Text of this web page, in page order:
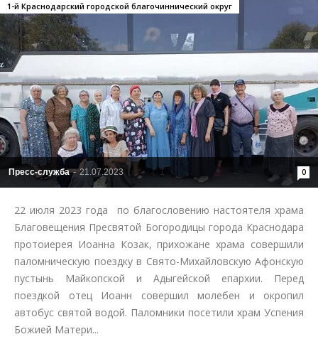
Пресс-служба - 21.07.2023 0
1-й Краснодарский городской благочиннический округ
22 июля 2023 года по благословению настоятеля храма
Благовещения Пресвятой Богородицы города Краснодара
протоиерея Иоанна Козак, прихожане храма совершили
паломническую поездку в Свято-Михайловскую Афонскую
пустынь Майкопской и Адыгейской епархии. Перед
поездкой отец Иоанн совершил молебен и окропил
автобус святой водой. Паломники посетили храм Успения
Божией Матери...